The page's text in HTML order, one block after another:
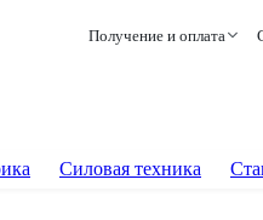
Получение и оплата
Силовая техника